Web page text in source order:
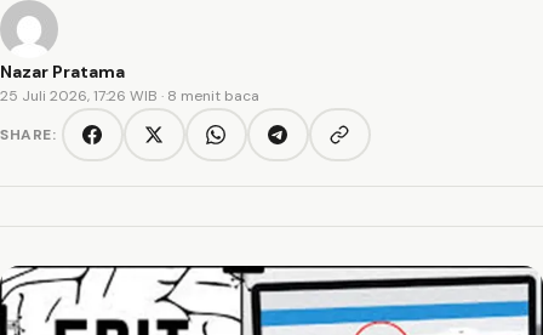
Nazar Pratama
25 Juli 2026, 17:26 WIB · 8 menit baca
SHARE:
FacebookTwitter/XWhatsAppTelegramCopy link